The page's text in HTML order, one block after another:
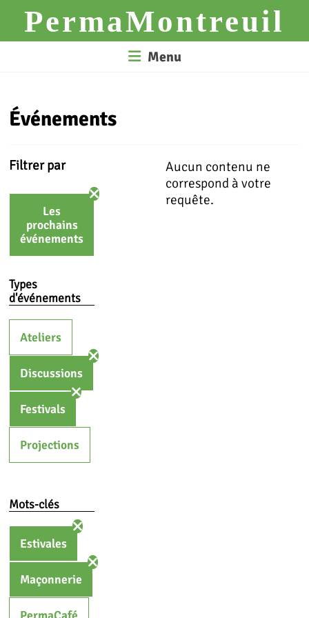
contentPermaMontreuil
Menu
Événements
Filtrer par
Les
prochains
événements
Types
d'événements
Ateliers
Discussions
Festivals
Projections
Mots-clés
Estivales
Maçonnerie
Aucun contenu ne
correspond à votre
requête.